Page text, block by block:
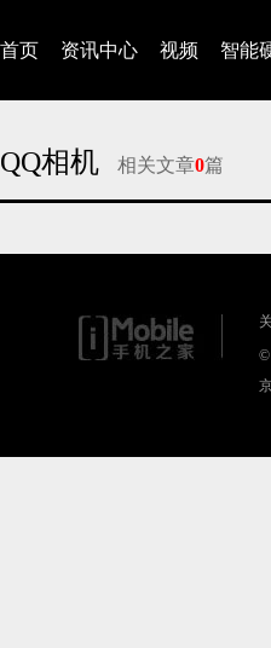
首页 资讯中心 视频 智能
QQ相机 相关文章0篇
©